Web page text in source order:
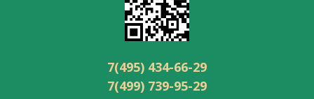
7(495) 434-66-29
7(499) 739-95-29